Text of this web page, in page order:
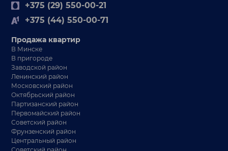
+375 (29) 550-00-21
+375 (44) 550-00-71
Продажа квартир
В Минске
В пригороде
Заводской район
Ленинский район
Московский район
Октябрьский район
Партизанский район
Первомайский район
Советский район
Фрунзенский район
Центральный район